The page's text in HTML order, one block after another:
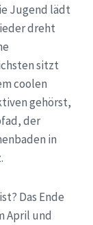
Jugend lädt
dreht
sitzt
coolen
gehörst,
der
in
Das Ende
April und